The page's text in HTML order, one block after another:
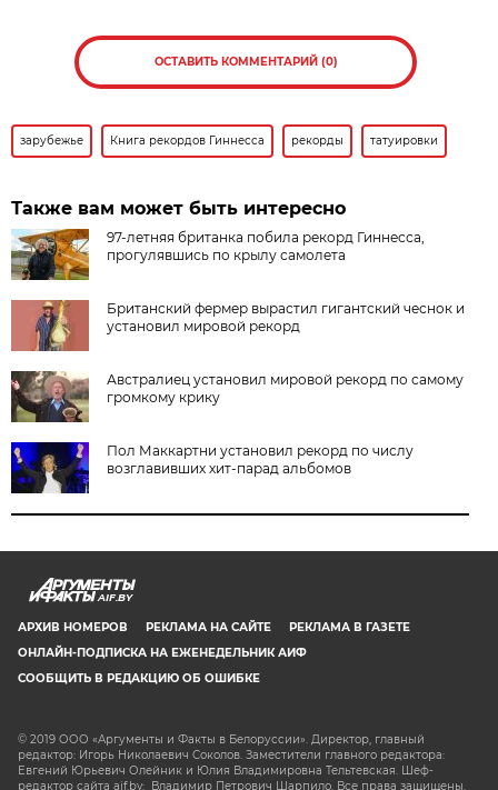
ОСТАВИТЬ КОММЕНТАРИЙ (0)
зарубежье Книга рекордов Гиннесса рекорды татуировки
Также вам может быть интересно
97-летняя британка побила рекорд Гиннесса,
прогулявшись по крылу самолета
Британский фермер вырастил гигантский чеснок и
установил мировой рекорд
Австралиец установил мировой рекорд по самому
громкому крику
Пол Маккартни установил рекорд по числу
возглавивших хит-парад альбомов
AIF.BY
АРХИВ НОМЕРОВ РЕКЛАМА НА САЙТЕ
РЕКЛАМА В ГАЗЕТЕ
ОНЛАЙН-ПОДПИСКА НА ЕЖЕНЕДЕЛЬНИК АИФ
СООБЩИТЬ В РЕДАКЦИЮ ОБ ОШИБКЕ
© 2019 ООО «Аргументы и Факты в Белоруссии». Директор, главный
редактор: Игорь Николаевич Соколов. Заместители главного редактора:
Евгений Юрьевич Олейник и Юлия Владимировна Тельтевская. Шеф-
редактор сайта aif.by: Владимир Петрович Шарпило. Все права защищены.